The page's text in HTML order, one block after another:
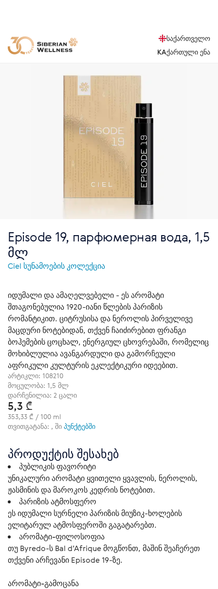
საქართველო
KAქართული ენა
Episode 19, парфюмерная вода, 1,5
მლ
Ciel სუნამოების კოლექცია
იდუმალი და ამაღელვებელი - ეს არომატი
შთაგონებულია 1920-იანი წლების პარიზის
რომანტიკით. ციტრუსისა და ნეროლის პირველივე
მაცდური ნოტებიდან, თქვენ ჩაიძირებით ფრანგი
ბოჰემების ცოცხალ, ენერგიულ ცხოვრებაში, რომელიც
მოხიბლულია ავანგარდული და გამორჩეული
აფრიკული კულტურის ეკლექტიკური იდეებით.
არტიკლი: 108210
მოცულობა: 1,5 მლ
დარჩენილია: 2 ცალი
5,3 ₾
353,33 ₾ / 100 ml
თვითგატანა: , ში პუნქტებში
პროდუქტის შესახებ
პუბლიკის ფავორიტი
უნიკალური არომატი ყვითელი ყვავლის, ნეროლის,
ჟასმინის და მაროკოს კედრის ნოტებით.
პარიზის ატმოსფერო
ეს იდუმალი სურნელი პარიზის მიუზიკ-ხოლების
ელიტარულ ატმოსფეროში გაგატარებთ.
არომატი-ფილოსოფია
თუ Byredo-ს Bal d’Afrique მოგწონთ, მაშინ შეაჩერეთ
თქვენი არჩევანი Episode 19-ზე.
არომატი-გამოცანა